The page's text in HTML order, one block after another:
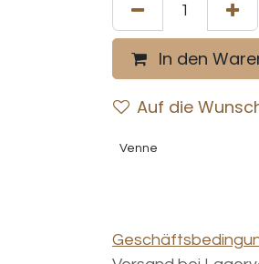
In den
Auf die
Venne